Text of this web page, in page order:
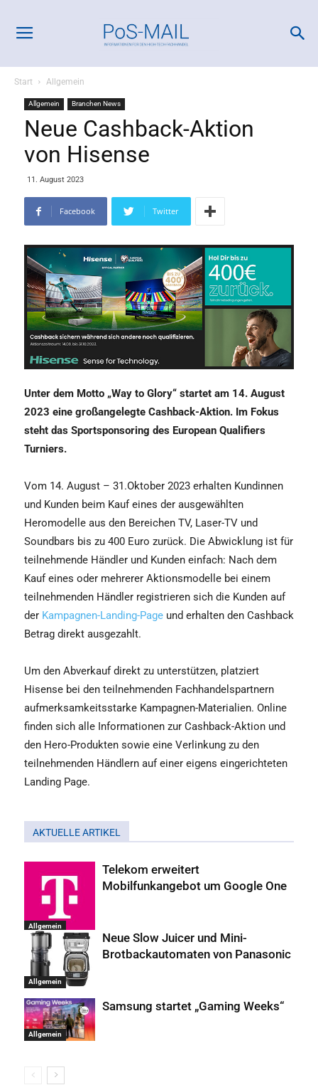
Start Allgemein
Allgemein Branchen News
Neue Cashback-Aktion
von Hisense
11. August 2023
Facebook Twitter
Unter dem Motto „Way to Glory“ startet am 14. August
2023 eine großangelegte Cashback-Aktion. Im Fokus
steht das Sportsponsoring des European Qualifiers
Turniers.
Vom 14. August – 31.Oktober 2023 erhalten Kundinnen
und Kunden beim Kauf eines der ausgewählten
Heromodelle aus den Bereichen TV, Laser-TV und
Soundbars bis zu 400 Euro zurück. Die Abwicklung ist für
teilnehmende Händler und Kunden einfach: Nach dem
Kauf eines oder mehrerer Aktionsmodelle bei einem
teilnehmenden Händler registrieren sich die Kunden auf
der Kampagnen-Landing-Page und erhalten den Cashback
Betrag direkt ausgezahlt.
Um den Abverkauf direkt zu unterstützen, platziert
Hisense bei den teilnehmenden Fachhandelspartnern
aufmerksamkeitsstarke Kampagnen-Materialien. Online
finden sich alle Informationen zur Cashback-Aktion und
den Hero-Produkten sowie eine Verlinkung zu den
teilnehmenden Händlern auf einer eigens eingerichteten
Landing Page.
AKTUELLE ARTIKEL
Allgemein
Telekom erweitert
Mobilfunkangebot um Google One
Allgemein
Neue Slow Juicer und Mini-
Brotbackautomaten von Panasonic
Allgemein
Samsung startet „Gaming Weeks“